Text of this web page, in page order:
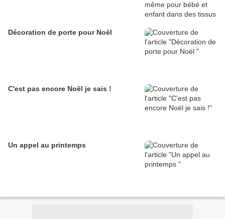
Décoration de porte pour Noël
C'est pas encore Noël je sais !
Un appel au printemps